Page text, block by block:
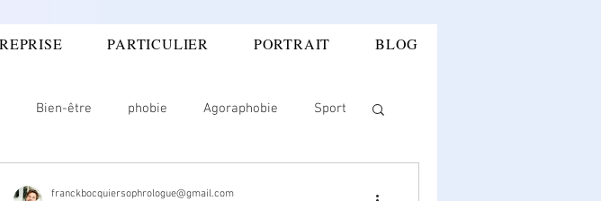
PARTICULIER PORTRAIT BLOG
Bien-être phobie Agoraphobie Sport
franckbocquiersophrologue@gmail.com